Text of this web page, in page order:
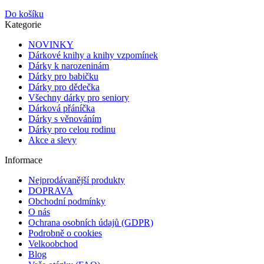
Do košíku
Kategorie
NOVINKY
Dárkové knihy a knihy vzpomínek
Dárky k narozeninám
Dárky pro babičku
Dárky pro dědečka
Všechny dárky pro seniory
Dárková přáníčka
Dárky s věnováním
Dárky pro celou rodinu
Akce a slevy
Informace
Nejprodávanější produkty
DOPRAVA
Obchodní podmínky
O nás
Ochrana osobních údajů (GDPR)
Podrobně o cookies
Velkoobchod
Blog